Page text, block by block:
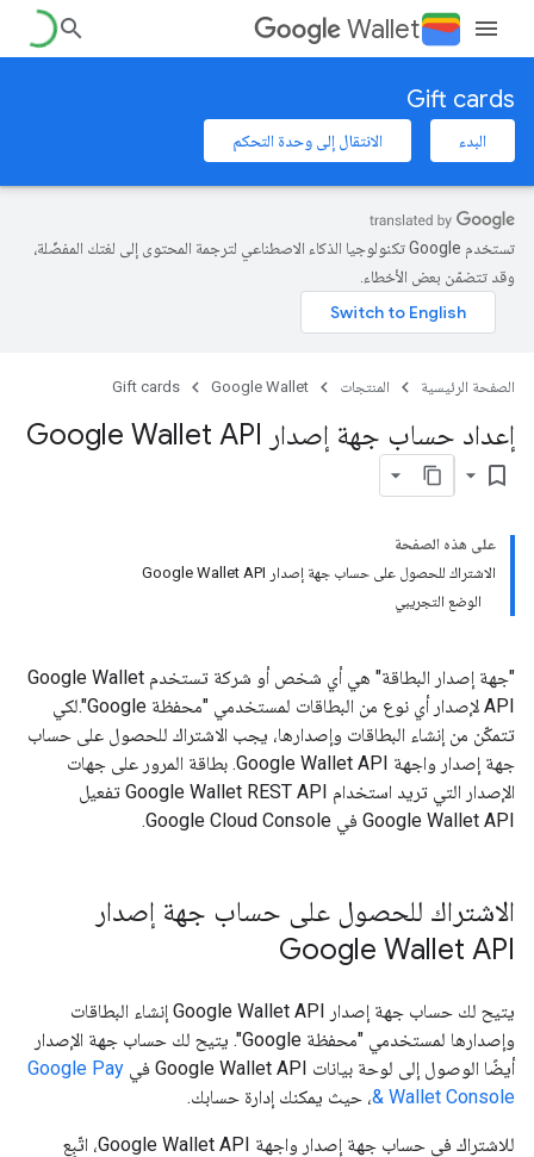
Wallet
Gift cards
البدء الانتقال إلى وحدة التحكم
تستخدم Google تكنولوجيا الذكاء الاصطناعي لترجمة المحتوى إلى لغتك المفضّلة،
وقد تتضمّن بعض الأخطاء.
الصفحة الرئيسية المنتجات Google Wallet
Gift cards
إعداد حساب جهة إصدار Google Wallet API
bookmark_border
على هذه الصفحة
الاشتراك للحصول على حساب جهة إصدار Google Wallet API
الوضع التجريبي
"جهة إصدار البطاقة" هي أي شخص أو شركة تستخدم Google Wallet
API لإصدار أي نوع من البطاقات لمستخدمي "محفظة Google".لكي
تتمكّن من إنشاء البطاقات وإصدارها، يجب الاشتراك للحصول على حساب
جهة إصدار واجهة Google Wallet API. بطاقة المرور على جهات
الإصدار التي تريد استخدام Google Wallet REST API تفعيل
Google Wallet API في Google Cloud Console.
الاشتراك للحصول على حساب جهة إصدار
Google Wallet API
يتيح لك حساب جهة إصدار Google Wallet API إنشاء البطاقات
وإصدارها لمستخدمي "محفظة Google". يتيح لك حساب جهة الإصدار
أيضًا الوصول إلى لوحة بيانات Google Wallet API في
Google Pay
& Wallet Console، حيث يمكنك إدارة حسابك.
للاشتراك في حساب جهة إصدار واجهة Google Wallet API، اتّبِع